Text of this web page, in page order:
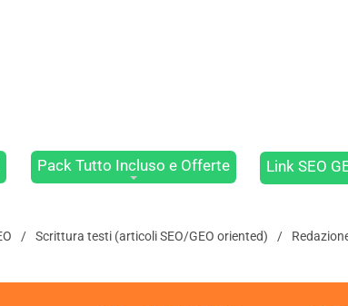
Pack Tutto Incluso e Offerte Link SEO
Scrittura testi (articoli SEO/GEO oriented)